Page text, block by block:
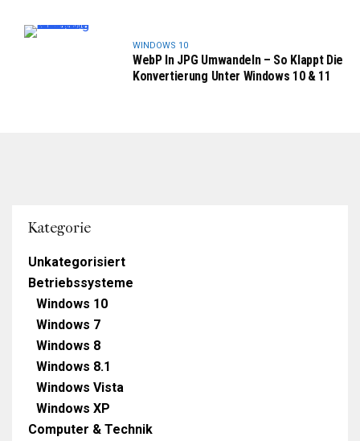
WINDOWS 10
WebP In JPG Umwandeln – So Klappt Die
Konvertierung Unter Windows 10 & 11
Kategorie
Unkategorisiert
Betriebssysteme
Windows 10
Windows 7
Windows 8
Windows 8.1
Windows Vista
Windows XP
Computer & Technik